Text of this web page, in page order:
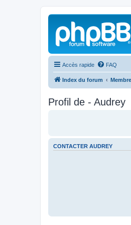
Accès rapide FAQ
Index du forum
Profil de - Audrey
CONTACTER AUDREY